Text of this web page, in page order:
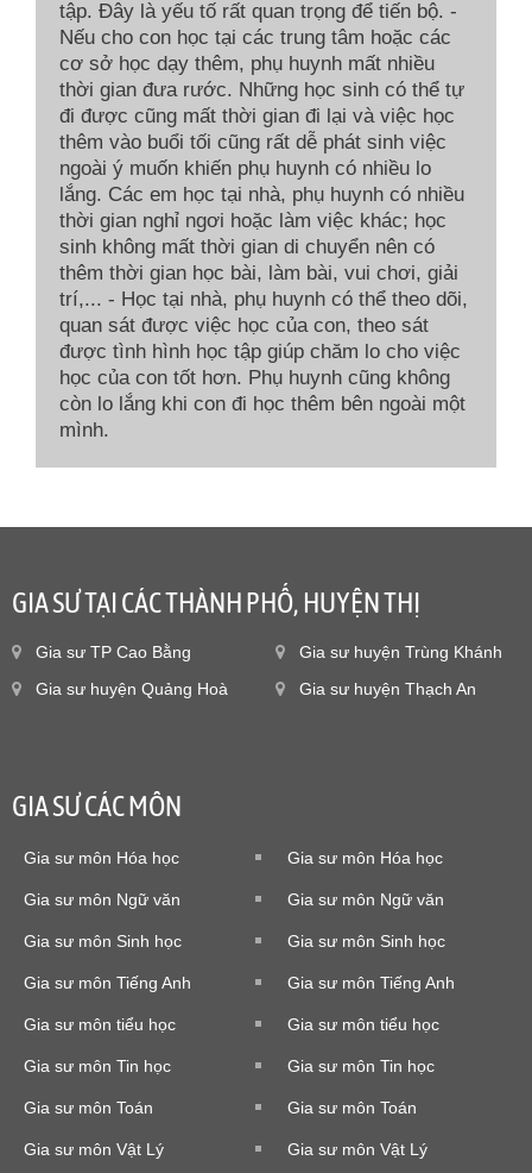
tập. Đây là yếu tố rất quan trọng để tiến bộ. -
Nếu cho con học tại các trung tâm hoặc các
cơ sở học dạy thêm, phụ huynh mất nhiều
thời gian đưa rước. Những học sinh có thể tự
đi được cũng mất thời gian đi lại và việc học
thêm vào buổi tối cũng rất dễ phát sinh việc
ngoài ý muốn khiến phụ huynh có nhiều lo
lắng. Các em học tại nhà, phụ huynh có nhiều
thời gian nghỉ ngơi hoặc làm việc khác; học
sinh không mất thời gian di chuyển nên có
thêm thời gian học bài, làm bài, vui chơi, giải
trí,... - Học tại nhà, phụ huynh có thể theo dõi,
quan sát được việc học của con, theo sát
được tình hình học tập giúp chăm lo cho việc
học của con tốt hơn. Phụ huynh cũng không
còn lo lắng khi con đi học thêm bên ngoài một
mình.
GIA SƯ TẠI CÁC THÀNH PHỐ, HUYỆN THỊ
Gia sư TP Cao Bằng
Gia sư huyện Trùng Khánh
Gia sư huyện Quảng Hoà
Gia sư huyện Thạch An
GIA SƯ CÁC MÔN
Gia sư môn Hóa học Gia sư môn Hóa học
Gia sư môn Ngữ văn Gia sư môn Ngữ văn
Gia sư môn Sinh học Gia sư môn Sinh học
Gia sư môn Tiếng Anh Gia sư môn Tiếng Anh
Gia sư môn tiểu học Gia sư môn tiểu học
Gia sư môn Tin học Gia sư môn Tin học
Gia sư môn Toán Gia sư môn Toán
Gia sư môn Vật Lý Gia sư môn Vật Lý